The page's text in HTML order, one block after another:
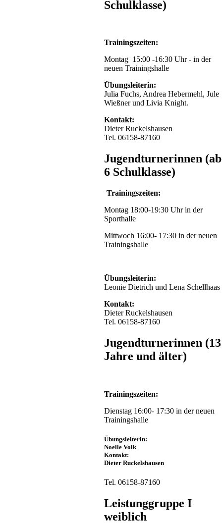
Markus
und
Ruckelshausen
am
Start!
Ergebnisse Wettkampf
Nr.17
...
Ergebnisse Wettkampf
Nr.15
Gaumeisterschaften
Zurück
Schulklasse)
Trainingszeiten:
Montag 15:00 -16:30 Uhr - in der
neuen Trainingshalle
Übungsleiterin:
Julia Fuchs, Andrea Hebermehl, Jule
Wießner und Livia Knight.
Kontakt:
Dieter Ruckelshausen
Tel. 06158-87160
Jugendturnerinnen (ab
6 Schulklasse)
Trainingszeiten:
Montag 18:00-19:30 Uhr in der
Sporthalle
Mittwoch 16:00- 17:30 in der neuen
Trainingshalle
Übungsleiterin:
Leonie Dietrich und Lena Schellhaas
Kontakt:
Dieter Ruckelshausen
Tel. 06158-87160
Jugendturnerinnen (13
Jahre und älter)
Trainingszeiten:
Dienstag 16:00- 17:30 in der neuen
Trainingshalle
Übungsleiterin:
Noelle Volk
Kontakt:
Dieter Ruckelshausen
Tel. 06158-87160
Leistunggruppe I
weiblich